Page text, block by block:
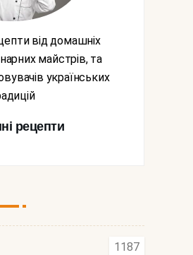
майстрів, та
українських
рецепти
1187